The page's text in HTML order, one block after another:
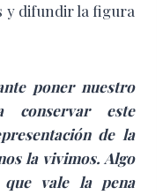
y difundir la figura
poner nuestro
conservar este
de la
la vivimos. Algo
vale la pena